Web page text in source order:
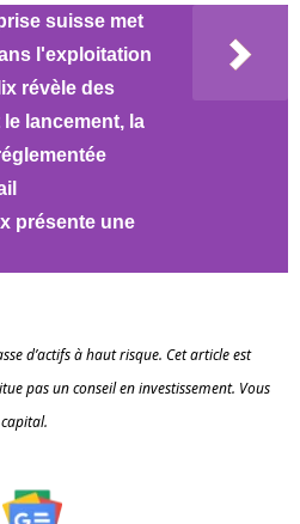
suisse met
l'exploitation
révèle des
lancement, la
présente une
d’actifs à haut risque. Cet article est
pas un conseil en investissement. Vous